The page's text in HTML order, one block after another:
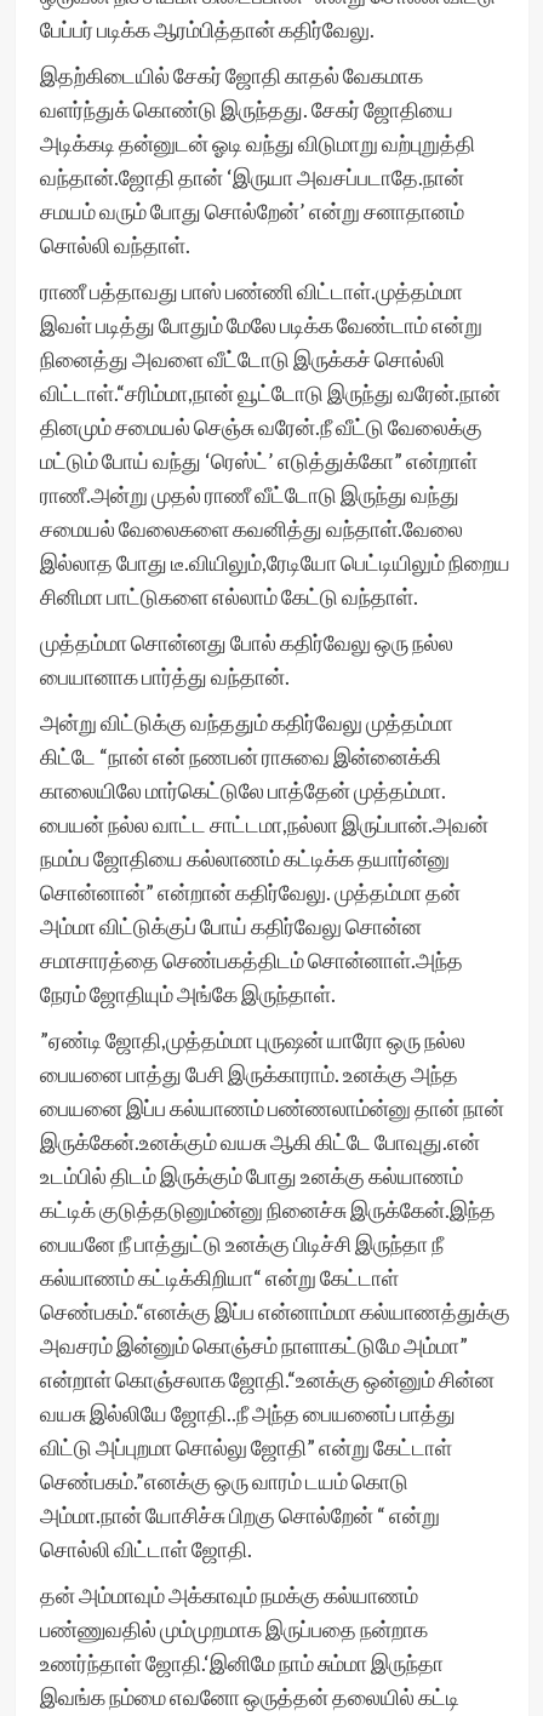
பேப்பர் படிக்க ஆரம்பித்தான் கதிர்வேலு.
இதற்கிடையில் சேகர் ஜோதி காதல் வேகமாக
வளர்ந்துக் கொண்டு இருந்தது. சேகர் ஜோதியை
அடிக்கடி தன்னுடன் ஓடி வந்து விடுமாறு வற்புறுத்தி
வந்தான்.ஜோதி தான் ‘இருயா அவசப்படாதே.நான்
சமயம் வரும் போது சொல்றேன்’ என்று சனாதானம்
சொல்லி வந்தாள்.
ராணீ பத்தாவது பாஸ் பண்ணி விட்டாள்.முத்தம்மா
இவள் படித்து போதும் மேலே படிக்க வேண்டாம் என்று
நினைத்து அவளை வீட்டோடு இருக்கச் சொல்லி
விட்டாள்.“சரிம்மா,நான் வூட்டோடு இருந்து வரேன்.நான்
தினமும் சமையல் செஞ்சு வரேன்.நீ வீட்டு வேலைக்கு
மட்டும் போய் வந்து ‘ரெஸ்ட்’ எடுத்துக்கோ” என்றாள்
ராணீ.அன்று முதல் ராணீ வீட்டோடு இருந்து வந்து
சமையல் வேலைகளை கவனித்து வந்தாள்.வேலை
இல்லாத போது டீ.வியிலும்,ரேடியோ பெட்டியிலும் நிறைய
சினிமா பாட்டுகளை எல்லாம் கேட்டு வந்தாள்.
முத்தம்மா சொன்னது போல் கதிர்வேலு ஒரு நல்ல
பையானாக பார்த்து வந்தான்.
அன்று விட்டுக்கு வந்ததும் கதிர்வேலு முத்தம்மா
கிட்டே “நான் என் நணபன் ராசுவை இன்னைக்கி
காலையிலே மார்கெட்டுலே பாத்தேன் முத்தம்மா.
பையன் நல்ல வாட்ட சாட்டமா,நல்லா இருப்பான்.அவன்
நமம்ப ஜோதியை கல்லாணம் கட்டிக்க தயார்ன்னு
சொன்னான்” என்றான் கதிர்வேலு. முத்தம்மா தன்
அம்மா விட்டுக்குப் போய் கதிர்வேலு சொன்ன
சமாசாரத்தை செண்பகத்திடம் சொன்னாள்.அந்த
நேரம் ஜோதியும் அங்கே இருந்தாள்.
”ஏண்டி ஜோதி,முத்தம்மா புருஷன் யாரோ ஒரு நல்ல
பையனை பாத்து பேசி இருக்காராம். உனக்கு அந்த
பையனை இப்ப கல்யாணம் பண்ணலாம்ன்னு தான் நான்
இருக்கேன்.உனக்கும் வயசு ஆகி கிட்டே போவுது.என்
உடம்பில் திடம் இருக்கும் போது உனக்கு கல்யாணம்
கட்டிக் குடுத்தடுனும்ன்னு நினைச்சு இருக்கேன்.இந்த
பையனே நீ பாத்துட்டு உனக்கு பிடிச்சி இருந்தா நீ
கல்யாணம் கட்டிக்கிறியா“ என்று கேட்டாள்
செண்பகம்.“எனக்கு இப்ப என்னாம்மா கல்யாணத்துக்கு
அவசரம் இன்னும் கொஞ்சம் நாளாகட்டுமே அம்மா”
என்றாள் கொஞ்சலாக ஜோதி.“உனக்கு ஒன்னும் சின்ன
வயசு இல்லியே ஜோதி..நீ அந்த பையனைப் பாத்து
விட்டு அப்புறமா சொல்லு ஜோதி” என்று கேட்டாள்
செண்பகம்.”எனக்கு ஒரு வாரம் டயம் கொடு
அம்மா.நான் யோசிச்சு பிறகு சொல்றேன் “ என்று
சொல்லி விட்டாள் ஜோதி.
தன் அம்மாவும் அக்காவும் நமக்கு கல்யாணம்
பண்ணுவதில் மும்முறமாக இருப்பதை நன்றாக
உணர்ந்தாள் ஜோதி.‘இனிமே நாம் சும்மா இருந்தா
இவங்க நம்மை எவனோ ஒருத்தன் தலையில் கட்டி